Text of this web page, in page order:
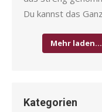
Mehr laden…
Kategorien